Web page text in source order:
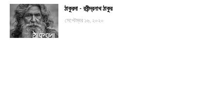
ঠাকুরদা - রবীন্দ্রনাথ ঠাকুর
সেপ্টেম্বর ১৬, ২০২০